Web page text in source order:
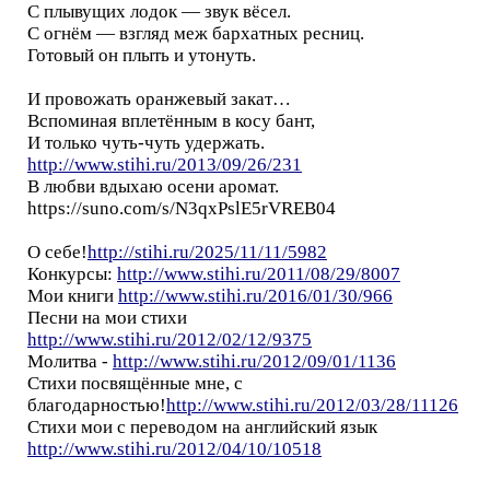
С плывущих лодок — звук вёсел.
С огнём — взгляд меж бархатных ресниц.
Готовый он плыть и утонуть.
И провожать оранжевый закат…
Вспоминая вплетённым в косу бант,
И только чуть-чуть удержать.
http://www.stihi.ru/2013/09/26/231
В любви вдыхаю осени аромат.
https://suno.com/s/N3qxPslE5rVREB04
О себе!http://stihi.ru/2025/11/11/5982
Конкурсы: http://www.stihi.ru/2011/08/29/8007
Мои книги http://www.stihi.ru/2016/01/30/966
Песни на мои стихи
http://www.stihi.ru/2012/02/12/9375
Молитва - http://www.stihi.ru/2012/09/01/1136
Стихи посвящённые мне, с
благодарностью!http://www.stihi.ru/2012/03/28/11126
Стихи мои с переводом на английский язык
http://www.stihi.ru/2012/04/10/10518